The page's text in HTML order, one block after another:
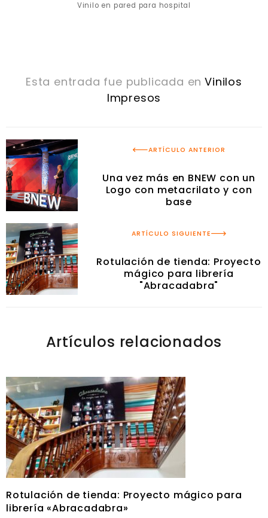
Vinilo en pared para hospital
Esta entrada fue publicada en Vinilos
Impresos
ARTÍCULO ANTERIOR
Una vez más en BNEW con un
Logo con metacrilato y con
base
ARTÍCULO SIGUIENTE
Rotulación de tienda: Proyecto
mágico para librería
"Abracadabra"
Artículos relacionados
Rotulación de tienda: Proyecto mágico para
librería «Abracadabra»